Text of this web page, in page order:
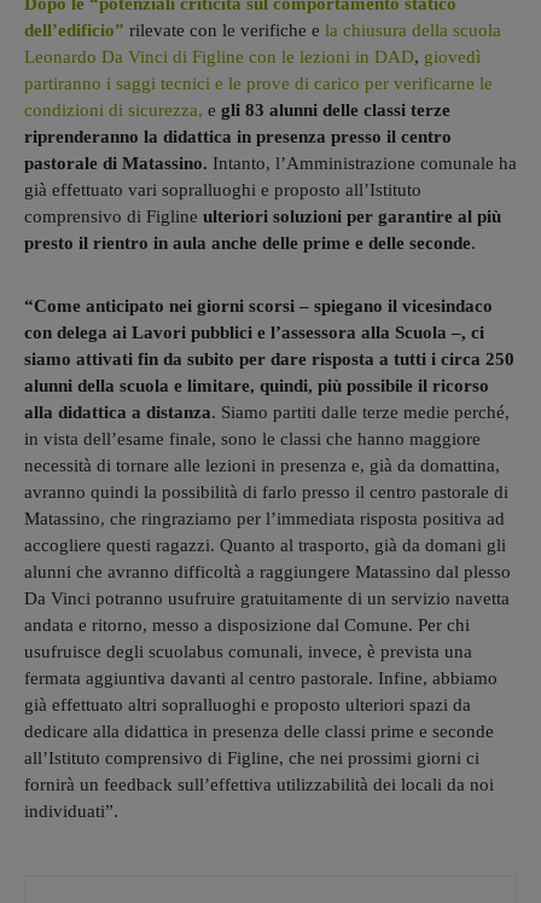
dell’edificio” rilevate con le verifiche e la chiusura della scuola
Leonardo Da Vinci di Figline con le lezioni in DAD, giovedì
partiranno i saggi tecnici e le prove di carico per verificarne le
condizioni di sicurezza, e gli 83 alunni delle classi terze
riprenderanno la didattica in presenza presso il centro
pastorale di Matassino. Intanto, l’Amministrazione comunale ha
già effettuato vari sopralluoghi e proposto all’Istituto
comprensivo di Figline ulteriori soluzioni per garantire al più
presto il rientro in aula anche delle prime e delle seconde.
“Come anticipato nei giorni scorsi – spiegano il vicesindaco
con delega ai Lavori pubblici e l’assessora alla Scuola –, ci
siamo attivati fin da subito per dare risposta a tutti i circa 250
alunni della scuola e limitare, quindi, più possibile il ricorso
alla didattica a distanza. Siamo partiti dalle terze medie perché,
in vista dell’esame finale, sono le classi che hanno maggiore
necessità di tornare alle lezioni in presenza e, già da domattina,
avranno quindi la possibilità di farlo presso il centro pastorale di
Matassino, che ringraziamo per l’immediata risposta positiva ad
accogliere questi ragazzi. Quanto al trasporto, già da domani gli
alunni che avranno difficoltà a raggiungere Matassino dal plesso
Da Vinci potranno usufruire gratuitamente di un servizio navetta
andata e ritorno, messo a disposizione dal Comune. Per chi
usufruisce degli scuolabus comunali, invece, è prevista una
fermata aggiuntiva davanti al centro pastorale. Infine, abbiamo
già effettuato altri sopralluoghi e proposto ulteriori spazi da
dedicare alla didattica in presenza delle classi prime e seconde
all’Istituto comprensivo di Figline, che nei prossimi giorni ci
fornirà un feedback sull’effettiva utilizzabilità dei locali da noi
individuati”.